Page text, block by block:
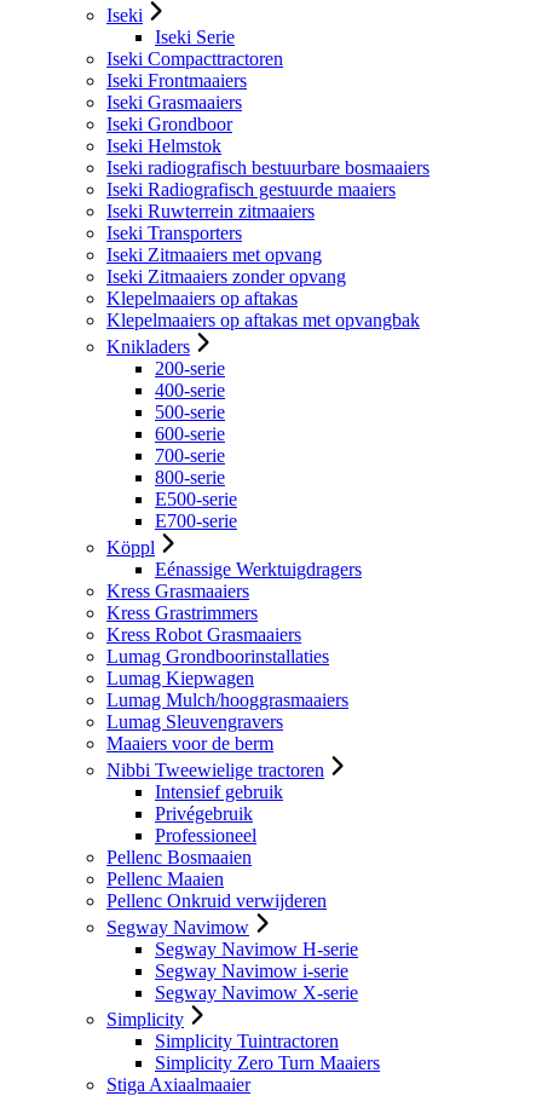
Iseki
Iseki Serie
Iseki Compacttractoren
Iseki Frontmaaiers
Iseki Grasmaaiers
Iseki Grondboor
Iseki Helmstok
Iseki radiografisch bestuurbare bosmaaiers
Iseki Radiografisch gestuurde maaiers
Iseki Ruwterrein zitmaaiers
Iseki Transporters
Iseki Zitmaaiers met opvang
Iseki Zitmaaiers zonder opvang
Klepelmaaiers op aftakas
Klepelmaaiers op aftakas met opvangbak
Knikladers
200-serie
400-serie
500-serie
600-serie
700-serie
800-serie
E500-serie
E700-serie
Köppl
Eénassige Werktuigdragers
Kress Grasmaaiers
Kress Grastrimmers
Kress Robot Grasmaaiers
Lumag Grondboorinstallaties
Lumag Kiepwagen
Lumag Mulch/hooggrasmaaiers
Lumag Sleuvengravers
Maaiers voor de berm
Nibbi Tweewielige tractoren
Intensief gebruik
Privégebruik
Professioneel
Pellenc Bosmaaien
Pellenc Maaien
Pellenc Onkruid verwijderen
Segway Navimow
Segway Navimow H-serie
Segway Navimow i-serie
Segway Navimow X-serie
Simplicity
Simplicity Tuintractoren
Simplicity Zero Turn Maaiers
Stiga Axiaalmaaier